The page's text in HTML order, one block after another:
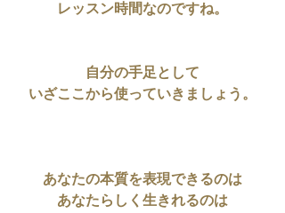
レッスン時間なのですね。
自分の手足として
いざここから使っていきましょう。
あなたの本質を表現できるのは
あなたらしく生きれるのは